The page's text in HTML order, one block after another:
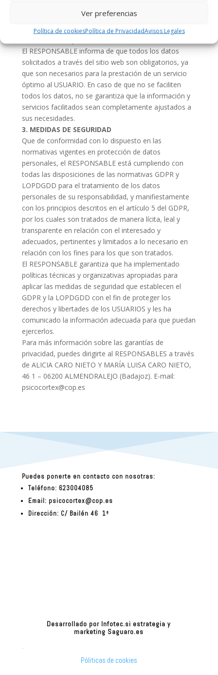
Ver preferencias
Política de cookiesPolítica de PrivacidadAvisos Legales
garantiza que los datos personales facilitados al
RESPONSABLE son veraces y se hace responsable de
El RESPONSABLE informa de que todos los datos
solicitados a través del sitio web son obligatorios, ya
que son necesarios para la prestación de un servicio
óptimo al USUARIO. En caso de que no se faciliten
todos los datos, no se garantiza que la información y
servicios facilitados sean completamente ajustados a
sus necesidades.
3. MEDIDAS DE SEGURIDAD
Que de conformidad con lo dispuesto en las
normativas vigentes en protección de datos
personales, el RESPONSABLE está cumpliendo con
todas las disposiciones de las normativas GDPR y
LOPDGDD para el tratamiento de los datos
personales de su responsabilidad, y manifiestamente
con los principios descritos en el artículo 5 del GDPR,
por los cuales son tratados de manera lícita, leal y
transparente en relación con el interesado y
adecuados, pertinentes y limitados a lo necesario en
relación con los fines para los que son tratados.
El RESPONSABLE garantiza que ha implementado
políticas técnicas y organizativas apropiadas para
aplicar las medidas de seguridad que establecen el
GDPR y la LOPDGDD con el fin de proteger los
derechos y libertades de los USUARIOS y les ha
comunicado la información adecuada para que puedan
ejercerlos.
Para más información sobre las garantías de
privacidad, puedes dirigirte al RESPONSABLES a través
de ALICIA CARO NIETO Y MARÍA LUISA CARO NIETO,
46 1 – 06200 ALMENDRALEJO (Badajoz). E-mail:
psicocortex@cop.es
Puedes ponerte en contacto con nosotras:
Teléfono: 623004085
Email: psicocortex@cop.es
Dirección: C/ Bailén 46 1º
Desarrollado por Infotec.si estrategia y
marketing Saguaro.es
.
Póliticas de cookies